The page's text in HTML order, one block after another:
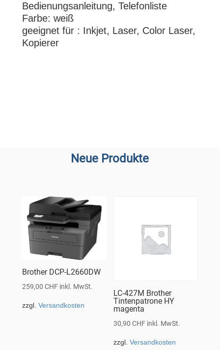
Bedienungsanleitung, Telefonliste
Farbe: weiß
geeignet für : Inkjet, Laser, Color Laser,
Kopierer
Neue Produkte
Brother DCP-L2660DW
259,00 CHF inkl. MwSt.
zzgl. Versandkosten
LC-427M Brother
Tintenpatrone HY
magenta
30,90CHF inkl. MwSt.
zzgl.Versandkosten